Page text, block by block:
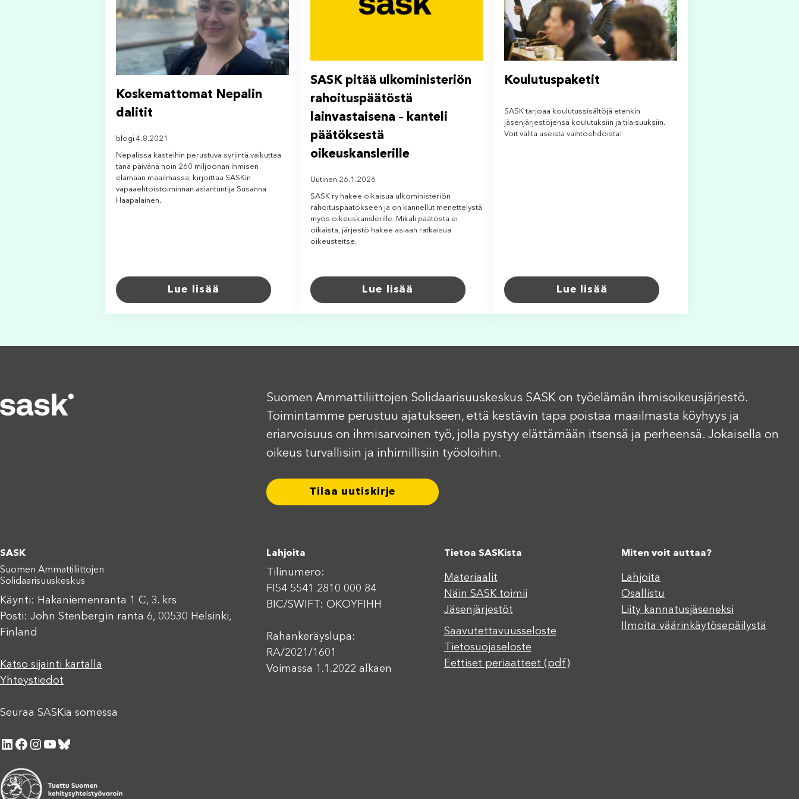
Koskemattomat Nepalin
dalitit
blogi 4.8.2021
Nepalissa kasteihin perustuva syrjintä vaikuttaa
tänä päivänä noin 260 miljoonan ihmisen
elämään maailmassa, kirjoittaa SASKin
vapaaehtoistoiminnan asiantuntija Susanna
Haapalainen.
Lue lisää
SASK pitää ulkoministeriön
rahoituspäätöstä
lainvastaisena – kanteli
päätöksestä
oikeuskanslerille
Uutinen 26.1.2026
SASK ry hakee oikaisua ulkoministeriön
rahoituspäätökseen ja on kannellut menettelystä
myös oikeuskanslerille. Mikäli päätöstä ei
oikaista, järjestö hakee asiaan ratkaisua
oikeusteitse.
Lue lisää
Koulutuspaketit
SASK tarjoaa koulutussisältöjä etenkin
jäsenjärjestöjensä koulutuksiin ja tilaisuuksiin.
Voit valita useista vaihtoehdoista!
Lue lisää
Suomen Ammattiliittojen Solidaarisuuskeskus SASK on työelämän ihmisoikeusjärjestö.
Toimintamme perustuu ajatukseen, että kestävin tapa poistaa maailmasta köyhyys ja
eriarvoisuus on ihmisarvoinen työ, jolla pystyy elättämään itsensä ja perheensä. Jokaisella on
oikeus turvallisiin ja inhimillisiin työoloihin.
Tilaa uutiskirje
SASK
Suomen Ammattiliittojen
Solidaarisuuskeskus
Käynti: Hakaniemenranta 1 C, 3. krs
Posti: John Stenbergin ranta 6, 00530 Helsinki,
Finland
Katso sijainti kartalla
Yhteystiedot
Seuraa SASKia somessa
LinkedIn Facebook Instagram YouTube Bluesky
Lahjoita
Tilinumero:
FI54 5541 2810 000 84
BIC/SWIFT: OKOYFIHH
Rahankeräyslupa:
RA/2021/1601
Voimassa 1.1.2022 alkaen
Tietoa SASKista
Materiaalit
Näin SASK toimii
Jäsenjärjestöt
Saavutettavuusseloste
Tietosuojaseloste
Eettiset periaatteet (pdf)
Miten voit auttaa?
Lahjoita
Osallistu
Liity kannatusjäseneksi
Ilmoita väärinkäytösepäilystä